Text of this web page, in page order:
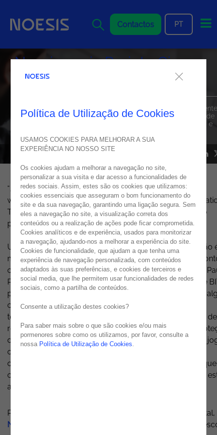
Contactos
PT
Noesis apoia Projeto Gira no
Bairro
A Noesis foi conhecer o Projeto Gira no Bairro, que reúne
da PSP e jovens de um bairro social de Oeiras, na Esquadra de
Caxias. A visita contou com a apresentação de um workshop e
“Boas práticas na utilização da Internet” foi o tema do
workshop apresentado pela equipa de Business
Technology (BIT), daNoesis, às crianças que integram o
projeto idealizado pela Associação Mundos de Papel.
Um dos principais objetivos educativos desta associação
melhorar a literacia digital destas crianças, e aNoesis
com uma das suas equipas para responder ao desafio.
Pina, Pedro Esteves e Renato Alves, da nossa equipa de
prepararam e apresentaram o workshop que visou dar
conselhos às crianças, ávidas utilizadoras de novas
tecnologias e redes sociais. Cuidados a ter na utilização de
redes WiFi públicas, criação de passwords seguras,
de dados pessoais, utilização segura de redes sociais e
online, atenção às fake news e como combater o
cyberbullying foram os temas principais do workshop que
contou ainda com um quiz, onde as crianças provaram
atentas à formação.
Para melhorar o acesso destas crianças ao mundo digital,
Noesis
fez ainda a doação de 7 portáteis e de material
Política de Utilização de Cookies
USAMOS COOKIES PARA MELHORAR A SUA
EXPERIÊNCIA NO NOSSO SITE
Os cookies ajudam a melhorar a navegação no site,
personalizar a sua visita e dar acesso a funcionalidades de
redes sociais. Assim, estes são os cookies que utilizamos:
cookies essenciais que asseguram o bom funcionamento do
site e da sua navegação, garantindo uma ligação segura. Sem
eles a navegação no site, a visualização correta dos
conteúdos ou a realização de ações pode ficar comprometida.
Cookies analíticos e de experiência, usados para monitorizar
a navegação, ajudando-nos a melhorar a experiência do site.
Cookies de funcionalidade, que ajudam a que tenha uma
experiência de navegação personalizada, com conteúdos
adaptados às suas preferências, e cookies de terceiros e
social media, que lhe permitem usar funcionalidades de redes
sociais, como a partilha de conteúdos.
Consente a utilização destes cookies?
Para saber mais sobre o que são cookies e/ou mais
pormenores sobre como os utilizamos, por favor, consulte a
nossa Política de Utilização de Cookies